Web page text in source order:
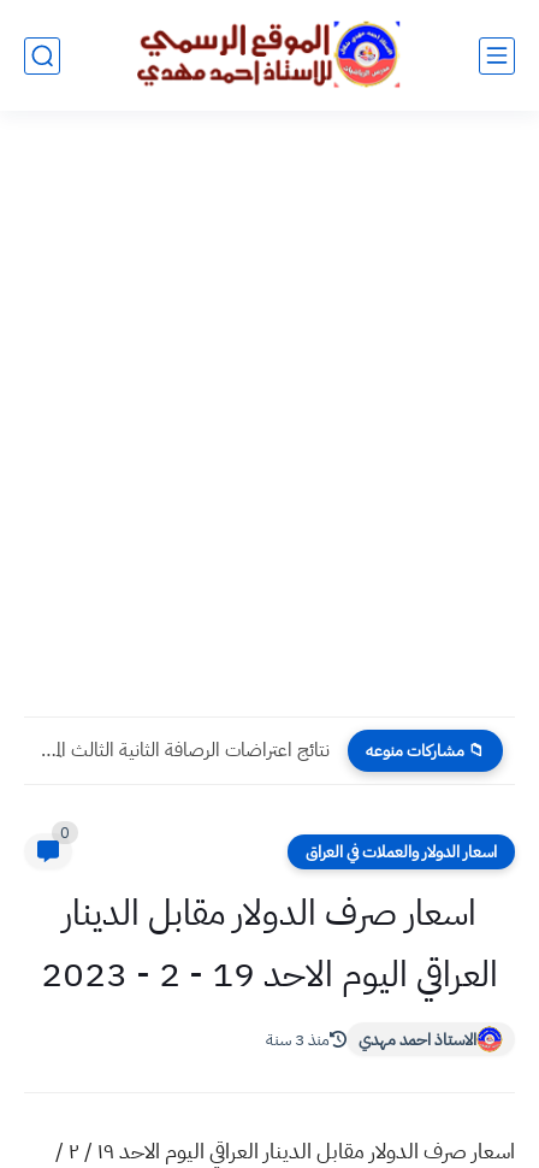
📁 مشاركات منوعه نتائج اعتراضات الرصافة الثانية الثالث المتوسط 2024 الدور الاول
اسعار الدولار والعملات في العراق
0
اسعار صرف الدولار مقابل الدينار
العراقي اليوم الاحد 19 - 2 - 2023
الاستاذ احمد مهدي منذ 3 سنة
اسعار صرف الدولار مقابل الدينار العراقي اليوم الاحد ١٩ / ٢ /